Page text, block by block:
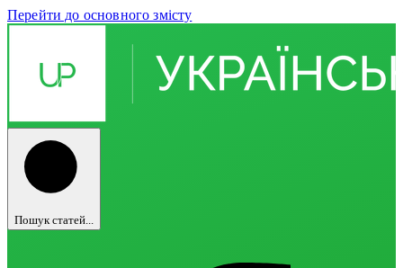
Перейти до основного змісту
Пошук статей...